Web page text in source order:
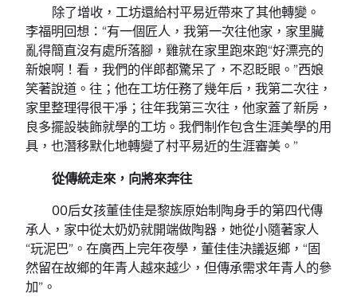
除了增收，工坊還給村平易近帶來了其他轉變。
李福明回想：“有一個匠人，我第一次往他家，家里臟
亂得簡直沒有處所落腳，雞就在家里跑來跑“好漂亮的
新娘啊！看，我們的伴郎都驚呆了，不忍眨眼。”西娘
笑著說道。往；他在工坊任務了幾年后，我第二次往，
家里整理得很干凈；往年我第三次往，他家蓋了新房，
良多擺設裝飾就學的工坊。我們制作包含生涯美學的用
具，也潛移默化地轉變了村平易近的生涯審美。”
從傳統走來，向將來奔往
00后女孩董佳佳是黎族原始制陶身手的第四代傳
承人，家中從太奶奶就開端做陶器，她從小隨著家人
“玩泥巴”。在廣西上完年夜學，董佳佳決議返鄉，“固
然留在故鄉的年青人越來越少，但傳承需求年青人的參
加”。